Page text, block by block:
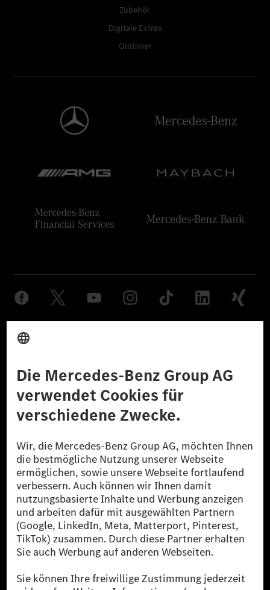
Zubehör
Digitale Extras
Oldtimer
© 2026 Mercedes-Benz Group AG. Alle Rechte vorbehalten.
reduzierte CO₂-Emissionen bei der Mercedes-Benz Group durch
zertifizierte Ausgleichsprojekte kompensiert werden.
[2] Renewable Charging ist ein integraler Bestandteil von MB.CHARGE
Public in Europa, den USA, Kanada und China. Sofern an der jeweiligen
Ladestation noch kein Strom aus erneuerbaren Energien vorliegt,
verwendet Renewable Charging Grünstromzertifikate*. Diese stellen
sicher, dass für Ladevorgänge über MB.CHARGE Public eine äquivalente
Strommenge aus erneuerbaren Energien ins Stromnetz eingespeist wird.
Sie stammen ausschließlich aus Wind- und Solarkraftanlagen, die jünger
als sechs Jahre sind.
* Inkl. EKOenergy Ökolabel
* Die angegebenen Werte wurden nach dem vorgeschriebenen
Messverfahren WLTP (Worldwide harmonised Light vehicles Test